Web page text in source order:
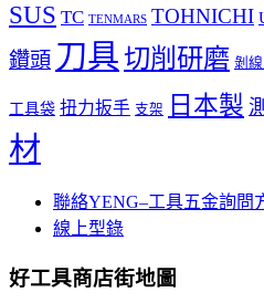
SUS TC TENMARS TOHNICHI
鑽頭 刀具切削研磨 剝
工具袋 扭力扳手 支架 日本製
材
聯絡YENG–工具五金詢問
線上型錄
好工具商店街地圖